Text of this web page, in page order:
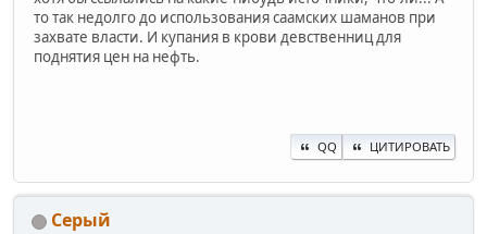
то так недолго до использования саамских шаманов при
захвате власти. И купания в крови девственниц для
поднятия цен на нефть.
QQ ЦИТИРОВАТЬ
Серый